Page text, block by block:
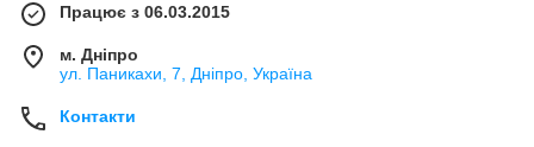
Працює з 06.03.2015
м. Дніпро
ул. Паникахи, 7, Дніпро, Україна
Контакти